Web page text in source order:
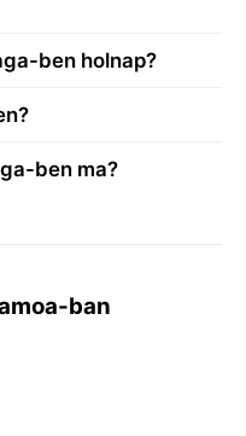
ben holnap?
ben ma?
ban